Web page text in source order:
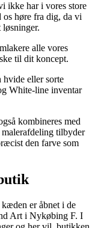
ikke har i vores store
os høre fra dig, da vi
alle vores
til dit koncept.
hvide eller sorte
White-line inventar
kombineres med
tilbyder
den farve som
er åbnet i de
Art i Nykøbing F. I